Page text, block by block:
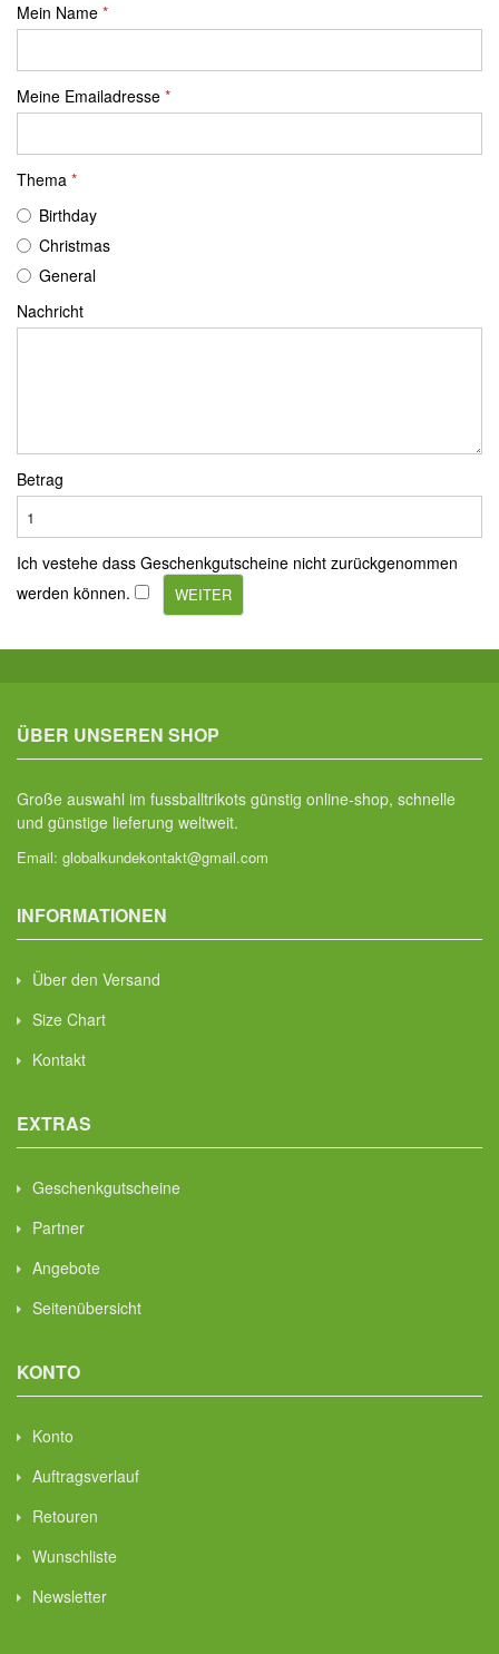
Mein Name
Meine Emailadresse
Thema
Birthday
Christmas
General
Nachricht
Betrag
Ich vestehe dass Geschenkgutscheine nicht zurückgenommen
werden können.
ÜBER UNSEREN SHOP
Große auswahl im fussballtrikots günstig online-shop, schnelle
und günstige lieferung weltweit.
Email: globalkundekontakt@gmail.com
INFORMATIONEN
Über den Versand
Size Chart
Kontakt
EXTRAS
Geschenkgutscheine
Partner
Angebote
Seitenübersicht
KONTO
Konto
Auftragsverlauf
Retouren
Wunschliste
Newsletter